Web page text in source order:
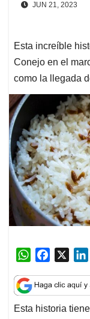
JUN 21, 2023
Esta increíble
Conejo en el
como la llegada
W
a
t
s
c
e
b
Esta historia